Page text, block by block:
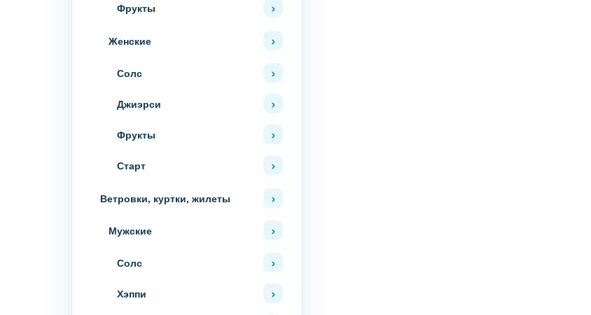
Фрукты
Женские
Солс
Джиэрси
Фрукты
Старт
Ветровки, куртки, жилеты
Мужские
Солс
Хэппи